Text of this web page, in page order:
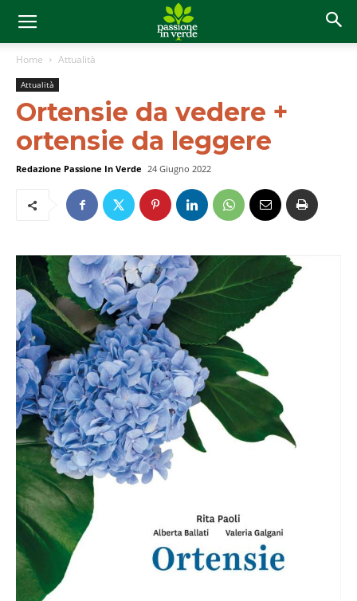
Home Attualità
Attualità
Ortensie da vedere +
ortensie da leggere
Redazione Passione In Verde 24 Giugno 2022